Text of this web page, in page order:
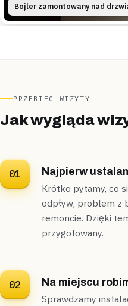
Uszczelnione Zawór
zamontowaliśmy nową,
Zamontowane W godzinę
Bojler zamontowany nad
PRZEBIEG WIZYTY
Jak wygląda
01
Najpierw
Krótko pytamy, co
odpływ, problem z
remoncie. Dzięki
przygotowany.
02
Na miejscu
Sprawdzamy